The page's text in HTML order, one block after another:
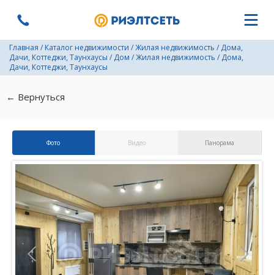
Главная / Каталог недвижимости /Жилая недвижимость / Дома,
Дачи, Коттеджи, Таунхаусы / Дом /Жилая недвижимость / Дома,
Дачи, Коттеджи, Таунхаусы
← Вернуться
Фото Видео Панорама